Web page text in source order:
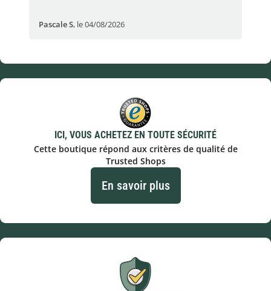
Pascale S, le 04/08/2026
ICI, VOUS ACHETEZ EN TOUTE SÉCURITÉ
Cette boutique répond aux critères de qualité de
Trusted Shops
En savoir plus